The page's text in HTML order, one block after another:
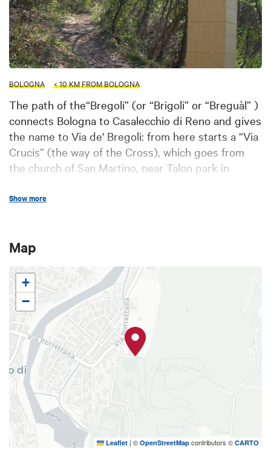
BOLOGNA < 10 KM FROM BOLOGNA
The path of the“Bregoli” (or “Brigoli” or “Breguàl” )
connects Bologna to Casalecchio di Reno and gives
the name to Via de' Bregoli: from here starts a “Via
Crucis” (the way of the Cross), which goes from
the church of San Martino, near Talon park in
on top of Guardia hill, in via di Monte Albano,
quite difficult slopes and a length of 1,7 Km.
Show more
Map
+
−
Leaflet | © OpenStreetMap contributors © CARTO